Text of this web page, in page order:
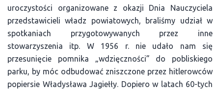
uroczystości organizowane z okazji Dnia Nauczyciela
przedstawicieli władz powiatowych, braliśmy udział w
spotkaniach przygotowywanych przez inne
stowarzyszenia itp. W 1956 r. nie udało nam się
przesunięcie pomnika „wdzięczności” do pobliskiego
parku, by móc odbudować zniszczone przez hitlerowców
popiersie Władysława Jagiełły. Dopiero w latach 60-tych